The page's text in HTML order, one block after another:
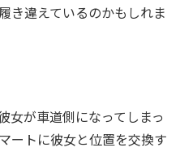
き違えているのかもしれま
女が車道側になってしまっ
ートに彼女と位置を交換す